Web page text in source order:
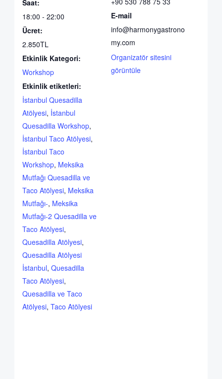
Saat:
18:00 - 22:00
Ücret:
2.850TL
Etkinlik Kategori:
Workshop
Etkinlik etiketleri:
İstanbul Quesadilla
Atölyesi, İstanbul
Quesadilla Workshop,
İstanbul Taco Atölyesi,
İstanbul Taco
Workshop, Meksika
Mutfağı Quesadilla ve
Taco Atölyesi, Meksika
Mutfağı-, Meksika
Mutfağı-2 Quesadilla ve
Taco Atölyesi,
Quesadilla Atölyesi,
Quesadilla Atölyesi
İstanbul, Quesadilla
Taco Atölyesi,
Quesadilla ve Taco
Atölyesi, Taco Atölyesi
E-mail
info@harmonygastrono
my.com
Organizatör sitesini
görüntüle